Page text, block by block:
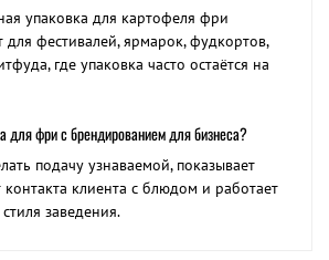
упаковка для картофеля фри
фестивалей, ярмарок, фудкортов,
где упаковка часто остаётся на
для фри с брендированием для бизнеса?
подачу узнаваемой, показывает
клиента с блюдом и работает
заведения.